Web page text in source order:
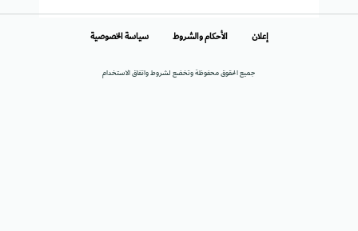
جميع الحقوق محفوظة وتخضع لشروط واتفاق الاستخدام
إعلان الأحكام والشروط سياسة الخصوصية